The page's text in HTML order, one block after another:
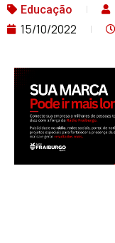
Educação
15/10/2022